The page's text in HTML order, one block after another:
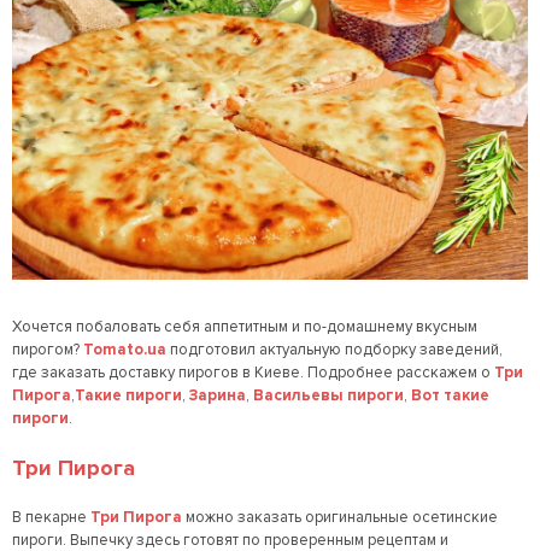
Хочется побаловать себя аппетитным и по-домашнему вкусным
пирогом? Tomato.ua подготовил актуальную подборку заведений,
где заказать доставку пирогов в Киеве. Подробнее расскажем о Три
Пирога,Такие пироги, Зарина, Васильевы пироги, Вот такие
пироги.
Три Пирога
В пекарне Три Пирога можно заказать оригинальные осетинские
пироги. Выпечку здесь готовят по проверенным рецептам и